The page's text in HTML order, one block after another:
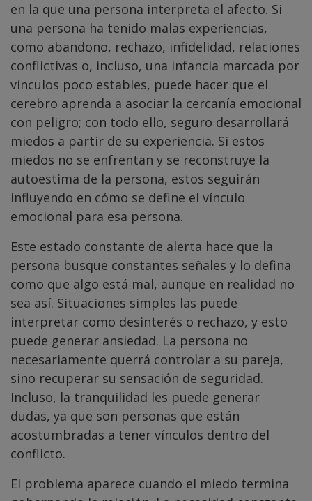
en la que una persona interpreta el afecto. Si
una persona ha tenido malas experiencias,
como abandono, rechazo, infidelidad, relaciones
conflictivas o, incluso, una infancia marcada por
vínculos poco estables, puede hacer que el
cerebro aprenda a asociar la cercanía emocional
con peligro; con todo ello, seguro desarrollará
miedos a partir de su experiencia. Si estos
miedos no se enfrentan y se reconstruye la
autoestima de la persona, estos seguirán
influyendo en cómo se define el vínculo
emocional para esa persona.
Este estado constante de alerta hace que la
persona busque constantes señales y lo defina
como que algo está mal, aunque en realidad no
sea así. Situaciones simples las puede
interpretar como desinterés o rechazo, y esto
puede generar ansiedad. La persona no
necesariamente querrá controlar a su pareja,
sino recuperar su sensación de seguridad.
Incluso, la tranquilidad les puede generar
dudas, ya que son personas que están
acostumbradas a tener vínculos dentro del
conflicto.
El problema aparece cuando el miedo termina